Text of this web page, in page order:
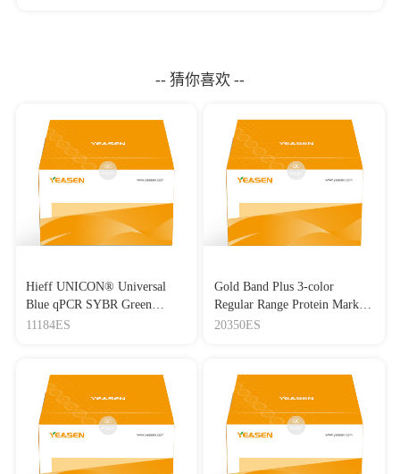
-- 猜你喜欢 --
Hieff UNICON® Universal
Blue qPCR SYBR Green
Master Mix
11184ES
Gold Band Plus 3-color
Regular Range Protein Marker
(8-180 kDa) 三色预染蛋白质
20350ES